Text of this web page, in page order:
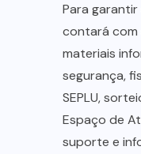
Para
contará com
materiais
segurança,
SEPLU,
Espaço de
suporte e